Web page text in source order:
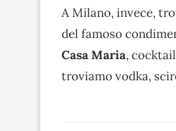
A Milano, invece,
del famoso
Casa Maria,
troviamo vodka,